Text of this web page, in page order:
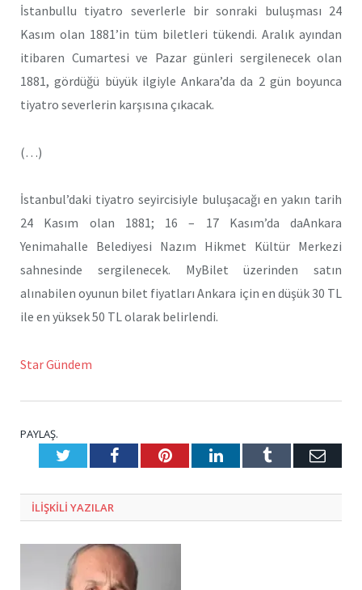
İstanbullu tiyatro severlerle bir sonraki buluşması 24
Kasım olan 1881’in tüm biletleri tükendi. Aralık ayından
itibaren Cumartesi ve Pazar günleri sergilenecek olan
1881, gördüğü büyük ilgiyle Ankara’da da 2 gün boyunca
tiyatro severlerin karşısına çıkacak.
(…)
İstanbul’daki tiyatro seyircisiyle buluşacağı en yakın tarih
24 Kasım olan 1881; 16 – 17 Kasım’da daAnkara
Yenimahalle Belediyesi Nazım Hikmet Kültür Merkezi
sahnesinde sergilenecek. MyBilet üzerinden satın
alınabilen oyunun bilet fiyatları Ankara için en düşük 30 TL
ile en yüksek 50 TL olarak belirlendi.
Star Gündem
PAYLAŞ.
TwitterFacebookPinterestLinkedInTumblr E-
ILIŞKILI YAZILAR